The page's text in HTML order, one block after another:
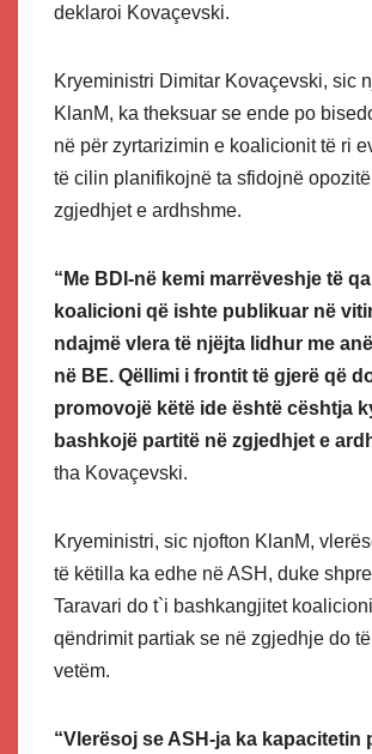
deklaroi Kovaçevski.
Kryeministri Dimitar Kovaçevski, sic
KlanM, ka theksuar se ende po
në për zyrtarizimin e koalicionit të ri
të cilin planifikojnë ta sfidojnë
zgjedhjet e ardhshme.
“Me BDI-në kemi marrëveshje të
koalicioni që ishte publikuar në
ndajmë vlera të njëjta lidhur me
në BE. Qëllimi i frontit të gjerë që
promovojë këtë ide është cështja
bashkojë partitë në zgjedhjet e
tha Kovaçevski.
Kryeministri, sic njofton KlanM,
të këtilla ka edhe në ASH, duke
Taravari do t`i bashkangjitet
qëndrimit partiak se në zgjedhje do
vetëm.
“Vlerësoj se ASH-ja ka kapacitetin